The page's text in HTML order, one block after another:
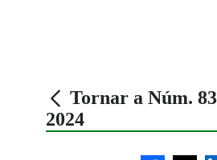
Tornar a Núm.
2024